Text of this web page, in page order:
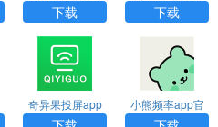
p下载安装
下载
载
下载
奇异果投屏app
下载
小熊频率app官
方下载